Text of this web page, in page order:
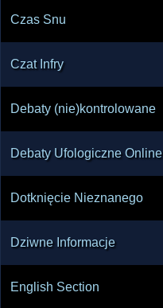
Czas Snu
Czat Infry
Debaty (nie)kontrolowane
Debaty Ufologiczne Online
Dotknięcie Nieznanego
Dziwne Informacje
English Section